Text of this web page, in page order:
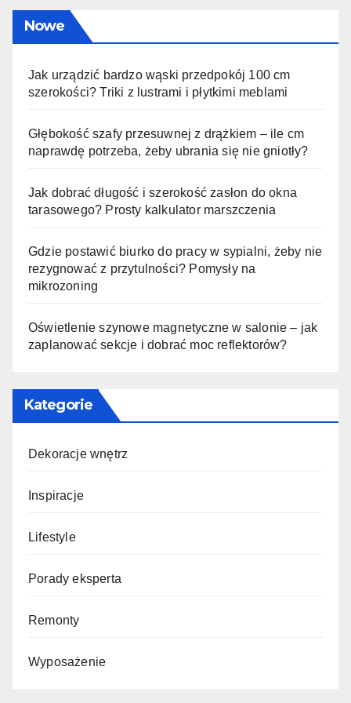
Nowe
Jak urządzić bardzo wąski przedpokój 100 cm
szerokości? Triki z lustrami i płytkimi meblami
Głębokość szafy przesuwnej z drążkiem – ile cm
naprawdę potrzeba, żeby ubrania się nie gniotły?
Jak dobrać długość i szerokość zasłon do okna
tarasowego? Prosty kalkulator marszczenia
Gdzie postawić biurko do pracy w sypialni, żeby nie
rezygnować z przytulności? Pomysły na
mikrozoning
Oświetlenie szynowe magnetyczne w salonie – jak
zaplanować sekcje i dobrać moc reflektorów?
Kategorie
Dekoracje wnętrz
Inspiracje
Lifestyle
Porady eksperta
Remonty
Wyposażenie